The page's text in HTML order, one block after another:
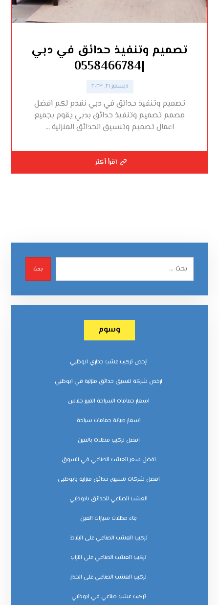
تصميم وتنفيذ حدائق في دبي
|0558466784
ديسمبر ٢١, ٢٠٢٣
تصميم وتنفيذ حدائق في دبي نقدم لكم افضل
مصمم تصميم وتنفيذ حدائق بدبي يقوم بجميع
اعمال تصميم وتنسيق الحدائق المنزلية ...
اقرأ أكثر
بحث
وسوم
ارخص تركيب عشب جداري ابوظبي
ارخص شركة تنسيق حدائق منزلية في ابوظبي
اسعار حمامات السباحة الفيبر جلاس
اسعار صيانة حمامات سباحة
افضل تركيب مظلات بالعين
افضل سعر العشب الصناعي في السوق
افضل شركات تنسيق حدائق منزلية بابوظبي
العشب الصناعي للحدائق بابوظبي
بناء مظلات سيارات العين
تركيب العشب الصناعي على البلاط
تركيب العشب الصناعي على التراب
تركيب العشب الصناعي على الجدار
تركيب عشب صناعي في ابوظبي